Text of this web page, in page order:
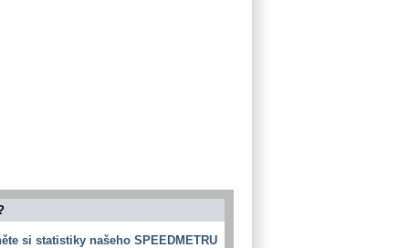
si statistiky našeho SPEEDMETRU